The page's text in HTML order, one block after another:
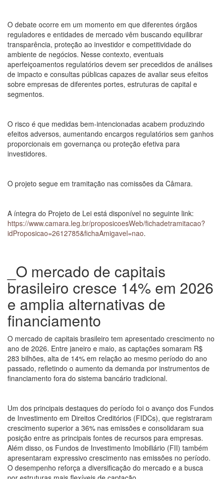
O debate ocorre em um momento em que diferentes órgãos
reguladores e entidades de mercado vêm buscando equilibrar
transparência, proteção ao investidor e competitividade do
ambiente de negócios. Nesse contexto, eventuais
aperfeiçoamentos regulatórios devem ser precedidos de análises
de impacto e consultas públicas capazes de avaliar seus efeitos
sobre empresas de diferentes portes, estruturas de capital e
segmentos.
O risco é que medidas bem-intencionadas acabem produzindo
efeitos adversos, aumentando encargos regulatórios sem ganhos
proporcionais em governança ou proteção efetiva para
investidores.
O projeto segue em tramitação nas comissões da Câmara.
A íntegra do Projeto de Lei está disponível no seguinte link:
https://www.camara.leg.br/proposicoesWeb/fichadetramitacao?
idProposicao=2612785&fichaAmigavel=nao.
_O mercado de capitais
brasileiro cresce 14% em 2026
e amplia alternativas de
financiamento
O mercado de capitais brasileiro tem apresentado crescimento no
ano de 2026. Entre janeiro e maio, as captações somaram R$
283 bilhões, alta de 14% em relação ao mesmo período do ano
passado, refletindo o aumento da demanda por instrumentos de
financiamento fora do sistema bancário tradicional.
Um dos principais destaques do período foi o avanço dos Fundos
de Investimento em Direitos Creditórios (FIDCs), que registraram
crescimento superior a 36% nas emissões e consolidaram sua
posição entre as principais fontes de recursos para empresas.
Além disso, os Fundos de Investimento Imobiliário (FII) também
apresentaram expressivo crescimento nas emissões no período.
O desempenho reforça a diversificação do mercado e a busca